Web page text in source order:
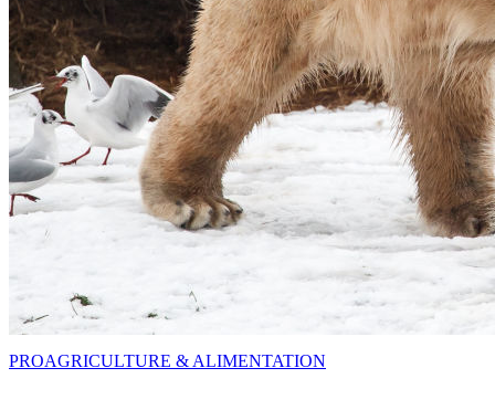
PROAGRICULTURE & ALIMENTATION